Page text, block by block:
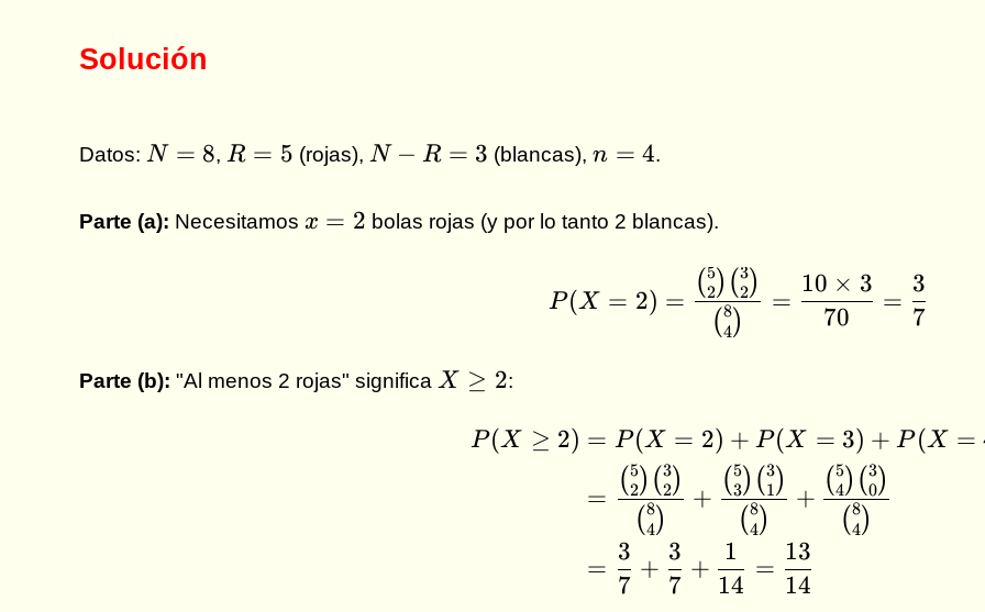
Solución
Datos: N
8
N = 8, R
5
R = 5 (rojas), N-
=
3
N − R = 3 (blancas),n
n = 4.
Parte (a): Necesitamos x
x = 2 bolas rojas (y por lo tanto 2 blancas).
P(X = 2) =
P (X = 2) =
(4
8)
(2
5) (2
3)
=
70
10 × 3
=
7
3
Parte (b): "Al menos 2 rojas" significa X
X ≥ 2:
\begin{aligned}
P (X ≥ 2) = P (X = 2) + P (X = 3) + P (X =
=
(4
8)
(2
5) (2
3)
+
(4
8)
(3
5) ( 1
3)
+
(4
8)
(4
5) (0
3)
=
7
3
+
7
3
+
14
1
=
14
13